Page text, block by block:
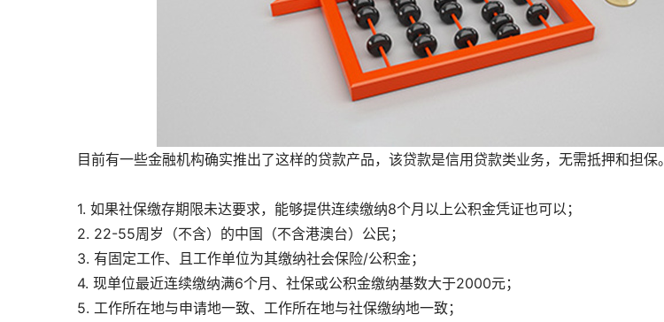
目前有一些金融机构确实推出了这样的贷款产品，该贷款是信用贷款类业务，无需抵押和担保。
1. 如果社保缴存期限未达要求，能够提供连续缴纳8个月以上公积金凭证也可以；
2. 22-55周岁（不含）的中国（不含港澳台）公民；
3. 有固定工作、且工作单位为其缴纳社会保险/公积金；
4. 现单位最近连续缴纳满6个月、社保或公积金缴纳基数大于2000元；
5. 工作所在地与申请地一致、工作所在地与社保缴纳地一致；